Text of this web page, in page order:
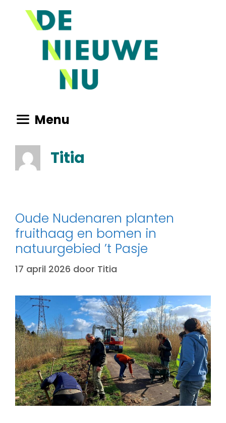
Menu
Titia
Oude Nudenaren planten
fruithaag en bomen in
natuurgebied ’t Pasje
17 april 2026 door Titia